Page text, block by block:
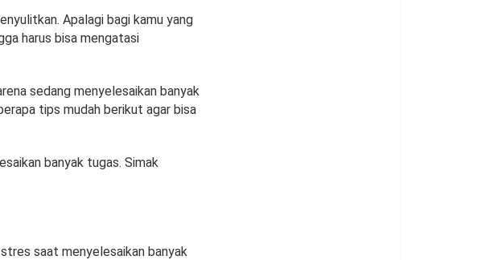
Apalagi bagi kamu yang
harus bisa mengatasi
sedang menyelesaikan banyak
tips mudah berikut agar bisa
banyak tugas. Simak
saat menyelesaikan banyak